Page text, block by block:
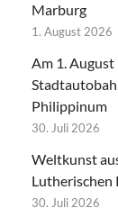
Marburg
1. August 2026
Am 1.
Philippinum
30. Juli 2026
Weltkunst
Lutherischen
30. Juli 2026